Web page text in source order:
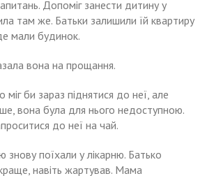
Допоміг занести дитину у
там же. Батьки залишили їй квартиру
мали будинок.
вона на прощання.
би зараз піднятися до неї, але
вона була для нього недоступною.
до неї на чай.
знову поїхали у лікарню. Батько
навіть жартував. Мама